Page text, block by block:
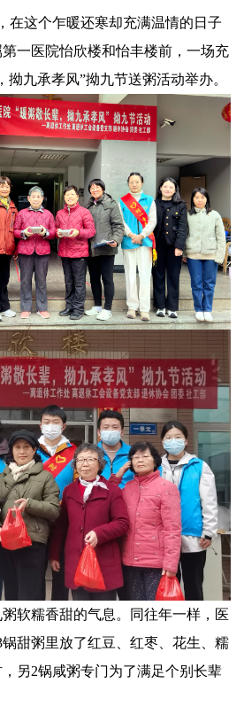
在这个乍暖还寒却充满温情的日子
一医院怡欣楼和怡丰楼前，一场充
拗九承孝风”拗九节送粥活动举办。
软糯香甜的气息。同往年一样，医
甜粥里放了红豆、红枣、花生、糯
另2锅咸粥专门为了满足个别长辈